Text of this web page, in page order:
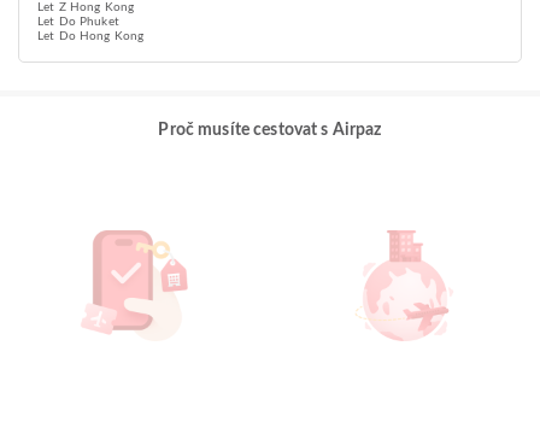
Let Z Hong Kong
Let Do Phuket
Let Do Hong Kong
Proč musíte cestovat s Airpaz